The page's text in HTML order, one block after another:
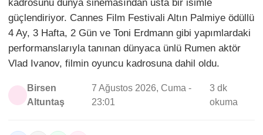
kadrosunu dünya sinemasından usta bir isimle
güçlendiriyor. Cannes Film Festivali Altın Palmiye ödüllü
4 Ay, 3 Hafta, 2 Gün ve Toni Erdmann gibi yapımlardaki
performanslarıyla tanınan dünyaca ünlü Rumen aktör
Vlad Ivanov, filmin oyuncu kadrosuna dahil oldu.
Birsen
Altuntaş
7 Ağustos 2026, Cuma -
23:01
3 dk
okuma